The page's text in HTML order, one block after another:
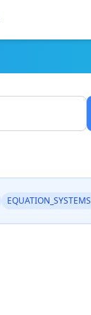
EQUATION_SYSTEMS